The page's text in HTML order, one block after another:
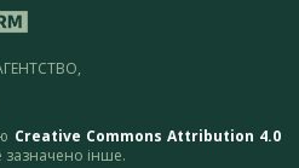
Creative Commons Attribution 4.0
інше.